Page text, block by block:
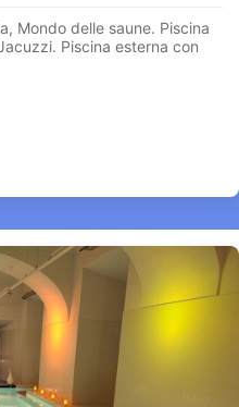
Alto Adige
Prenota 7 notti e paga
Mondo delle saune. Piscina
Piscina esterna con